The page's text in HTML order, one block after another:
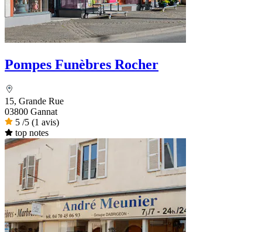
Pompes Funèbres Rocher
15, Grande Rue
03800 Gannat
5 /5 (1 avis)
top notes